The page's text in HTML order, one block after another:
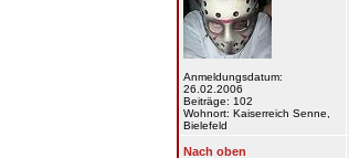
Anmeldungsdatum:
26.02.2006
Beiträge: 102
Wohnort: Kaiserreich Senne,
Bielefeld
Nach oben